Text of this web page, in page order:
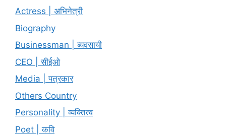
Actress | अभिनेत्री
Biography
Businessman | ब्यवसायी
CEO | सीईओ
Media | पत्रकार
Others Country
Personality | व्यक्तित्व
Poet | कवि